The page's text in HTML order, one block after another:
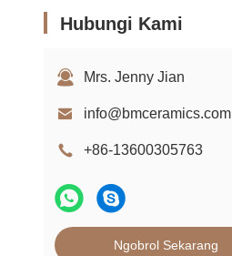
Hubungi Kami
Mrs. Jenny Jian
info@bmceramics.com
+86-13600305763
Ngobrol Sekarang